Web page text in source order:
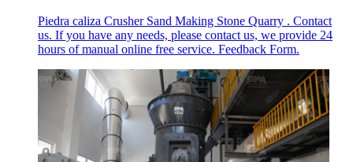
Piedra caliza Crusher Sand Making Stone Quarry . Contact
us. If you have any needs, please contact us, we provide 24
hours of manual online free service. Feedback Form.